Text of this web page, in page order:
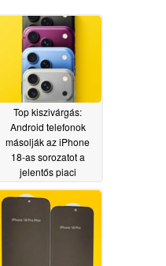
Top kiszivárgás:
Android telefonok
másolják az iPhone
18-as sorozatot a
jelentős piaci
első a sorban
05/27/2026